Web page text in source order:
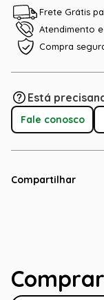
Frete Grátis
Atendimento
Compra
Está
Fale conosco
Compartilhar